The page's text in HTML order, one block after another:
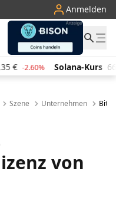
Anmelden
66,08 € 3.30% TRON-
Szene Unternehmen
von